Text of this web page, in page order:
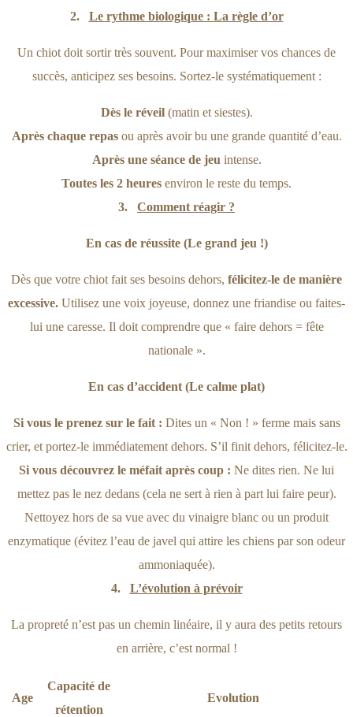
2. Le rythme biologique : La règle d’or
Un chiot doit sortir très souvent. Pour maximiser vos chances de
succès, anticipez ses besoins. Sortez-le systématiquement :
Dès le réveil(matin et siestes).
Après chaque repasou après avoir bu une grande quantité d’eau.
Après une séance de jeu intense.
Toutes les 2 heures environ le reste du temps.
3. Comment réagir ?
En cas de réussite (Le grand jeu !)
Dès que votre chiot fait ses besoins dehors, félicitez-le de manière
excessive. Utilisez une voix joyeuse, donnez une friandise ou faites-
lui une caresse. Il doit comprendre que « faire dehors = fête
nationale ».
En cas d’accident (Le calme plat)
Si vous le prenez sur le fait : Dites un « Non ! » ferme mais sans
crier, et portez-le immédiatement dehors. S’il finit dehors, félicitez-le.
Si vous découvrez le méfait après coup : Ne dites rien. Ne lui
mettez pas le nez dedans (cela ne sert à rien à part lui faire peur).
Nettoyez hors de sa vue avec du vinaigre blanc ou un produit
enzymatique (évitez l’eau de javel qui attire les chiens par son odeur
ammoniaquée).
4. L’évolution à prévoir
La propreté n’est pas un chemin linéaire, il y aura des petits retours
en arrière, c’est normal !
Age
Capacité de
rétention
Evolution